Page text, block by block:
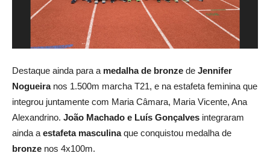
Destaque ainda para a medalha de bronze de Jennifer
Nogueiranos 1.500m marcha T21, e na estafeta feminina que
integrou juntamente com Maria Câmara, Maria Vicente, Ana
Alexandrino. João Machado e Luís Gonçalves integraram
ainda a estafeta masculinaque conquistou medalha de
bronze nos 4x100m.